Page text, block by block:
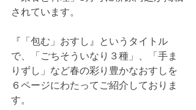
されています。
『「包む」おすし』というタイトル
で、「ごちそういなり３種」、「手ま
りずし」など春の彩り豊かなおすしを
６ページにわたってご紹介しておりま
す。